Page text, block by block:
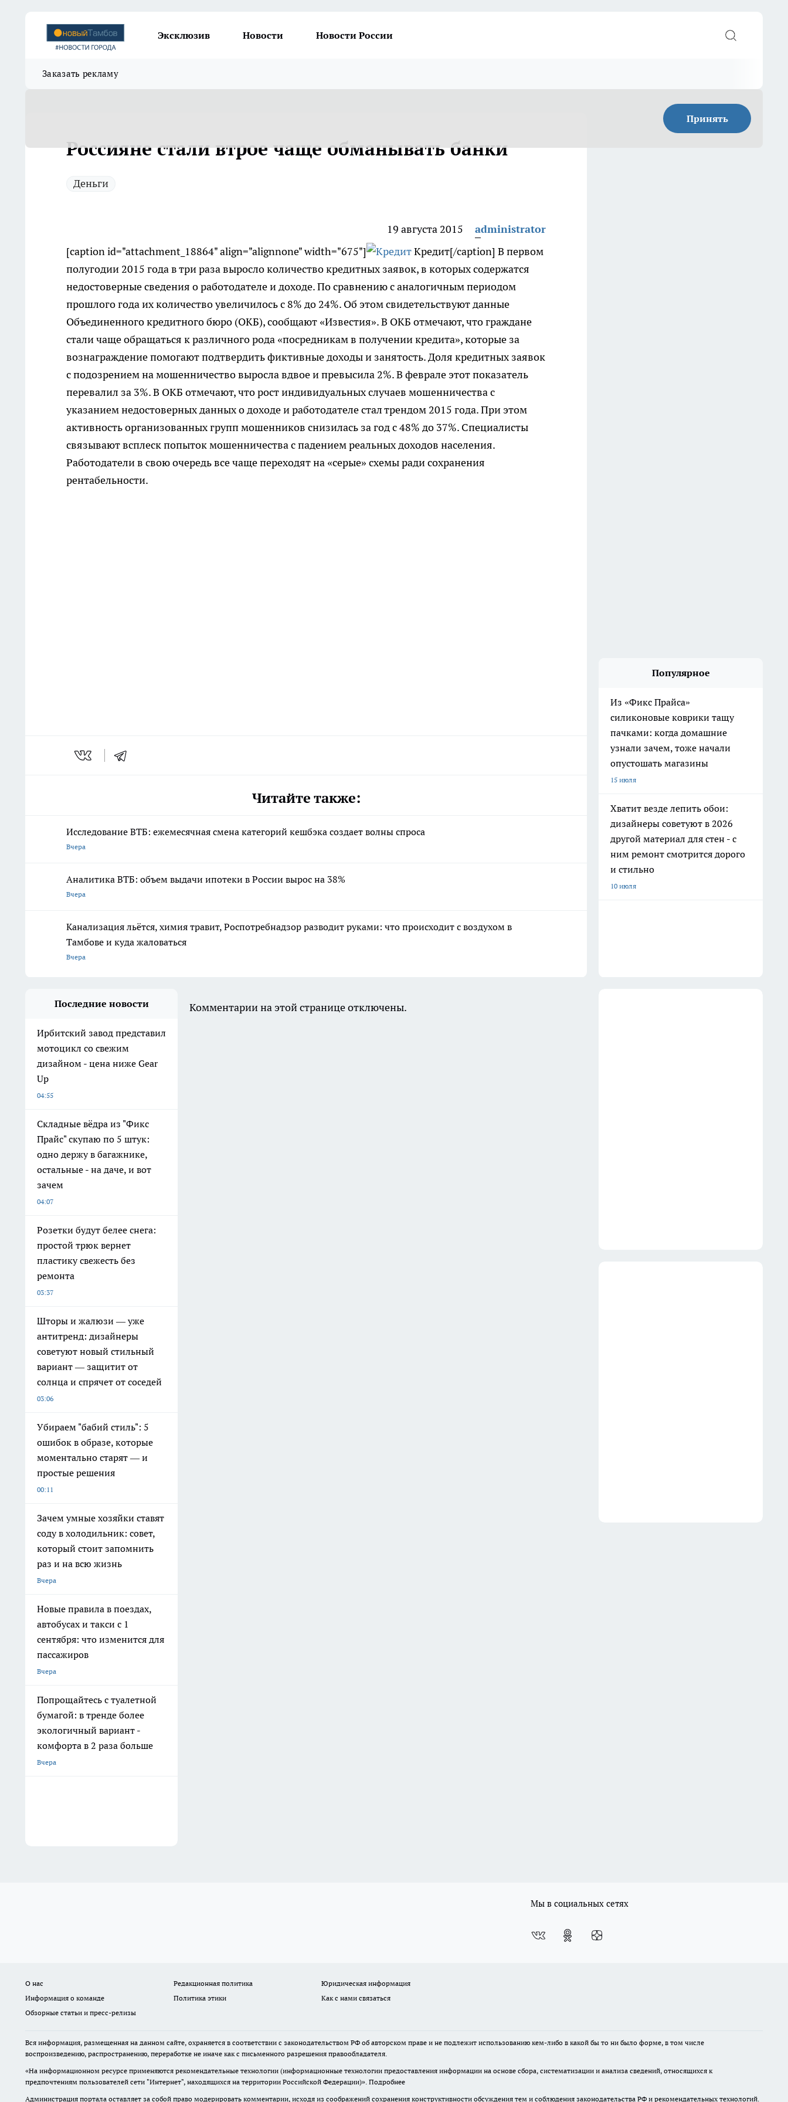
Эксклюзив Новости Новости России
Заказать рекламу
Принять
Россияне стали втрое чаще обманывать банки
Деньги
19 августа 2015
administrator
[caption id="attachment_18864" align="alignnone" width="675"]
Кредит[/caption] В первом
полугодии 2015 года в три раза выросло количество кредитных заявок, в которых содержатся
недостоверные сведения о работодателе и доходе. По сравнению с аналогичным периодом
прошлого года их количество увеличилось с 8% до 24%. Об этом свидетельствуют данные
Объединенного кредитного бюро (ОКБ), сообщают «Известия». В ОКБ отмечают, что граждане
стали чаще обращаться к различного рода «посредникам в получении кредита», которые за
вознаграждение помогают подтвердить фиктивные доходы и занятость. Доля кредитных заявок
с подозрением на мошенничество выросла вдвое и превысила 2%. В феврале этот показатель
перевалил за 3%. В ОКБ отмечают, что рост индивидуальных случаев мошенничества с
указанием недостоверных данных о доходе и работодателе стал трендом 2015 года. При этом
активность организованных групп мошенников снизилась за год с 48% до 37%. Специалисты
связывают всплеск попыток мошенничества с падением реальных доходов населения.
Работодатели в свою очередь все чаще переходят на «серые» схемы ради сохранения
рентабельности.
Читайте также:
Исследование ВТБ: ежемесячная смена категорий кешбэка создает волны спроса
Вчера
Аналитика ВТБ: объем выдачи ипотеки в России вырос на 38%
Вчера
Канализация льётся, химия травит, Роспотребнадзор разводит руками: что происходит с воздухом в
Тамбове и куда жаловаться
Вчера
Популярное
Из «Фикс Прайса»
силиконовые коврики тащу
пачками: когда домашние
узнали зачем, тоже начали
опустошать магазины
15 июля
Хватит везде лепить обои:
дизайнеры советуют в 2026
другой материал для стен - с
ним ремонт смотрится дорого
и стильно
10 июля
Последние новости
Ирбитский завод представил
мотоцикл со свежим
дизайном - цена ниже Gear
Up
04:55
Складные вёдра из "Фикс
Прайс" скупаю по 5 штук:
одно держу в багажнике,
остальные - на даче, и вот
зачем
04:07
Розетки будут белее снега:
простой трюк вернет
пластику свежесть без
ремонта
03:37
Шторы и жалюзи — уже
антитренд: дизайнеры
советуют новый стильный
вариант — защитит от
солнца и спрячет от соседей
03:06
Убираем "бабий стиль": 5
ошибок в образе, которые
моментально старят — и
простые решения
00:11
Зачем умные хозяйки ставят
соду в холодильник: совет,
который стоит запомнить
раз и на всю жизнь
Вчера
Новые правила в поездах,
автобусах и такси с 1
сентября: что изменится для
пассажиров
Вчера
Попрощайтесь с туалетной
бумагой: в тренде более
экологичный вариант -
комфорта в 2 раза больше
Вчера
Комментарии на этой странице отключены.
Мы в социальных сетях
О нас Редакционная политика
Юридическая информация
Информация о команде
Политика этики
Как с нами связаться
Обзорные статьи и пресс-релизы
Вся информация, размещенная на данном сайте, охраняется в соответствии с законодательством РФ об авторском праве и не подлежит использованию кем-либо в какой бы то ни было форме, в том числе
воспроизведению, распространению, переработке не иначе как с письменного разрешения правообладателя.
«На информационном ресурсе применяются рекомендательные технологии (информационные технологии предоставления информации на основе сбора, систематизации и анализа сведений, относящихся к
предпочтениям пользователей сети "Интернет", находящихся на территории Российской Федерации)». Подробнее
Администрация портала оставляет за собой право модерировать комментарии, исходя из соображений сохранения конструктивности обсуждения тем и соблюдения законодательства РФ и рекомендательных технологий.